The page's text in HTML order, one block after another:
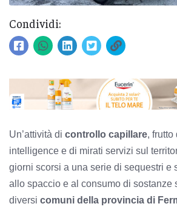
Condividi:
Un’attività di controllo capillare, frutto
intelligence e di mirati servizi sul
giorni scorsi a una serie di sequestri e
allo spaccio e al consumo di sostanze
diversi comuni della provincia di